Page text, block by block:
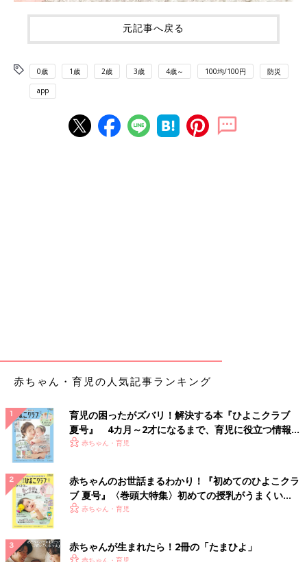
元記事へ戻る
0歳 1歳 2歳 3歳 4歳～ 100均/100円 防災
app
赤ちゃん・育児の人気記事ランキング
育児の困ったがズバリ！解決する本『ひよこクラブ
夏号』 4カ月～2才になるまで、育児に役立つ情報が
いっぱい！
赤ちゃん・育児
赤ちゃんのお世話まるわかり！『初めてのひよこクラ
ブ 夏号』〈巻頭大特集〉初めての授乳がうまくい
く！ おっぱい・ミルクの基本と夏のトラブル 解決テ
赤ちゃん・育児
赤ちゃんが生まれたら！2冊の「たまひよ」
赤ちゃん・育児